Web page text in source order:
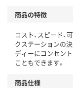
商品の特徴
コスト、スピード
クステーションの
ディーにコンセン
こともできます。
商品仕様